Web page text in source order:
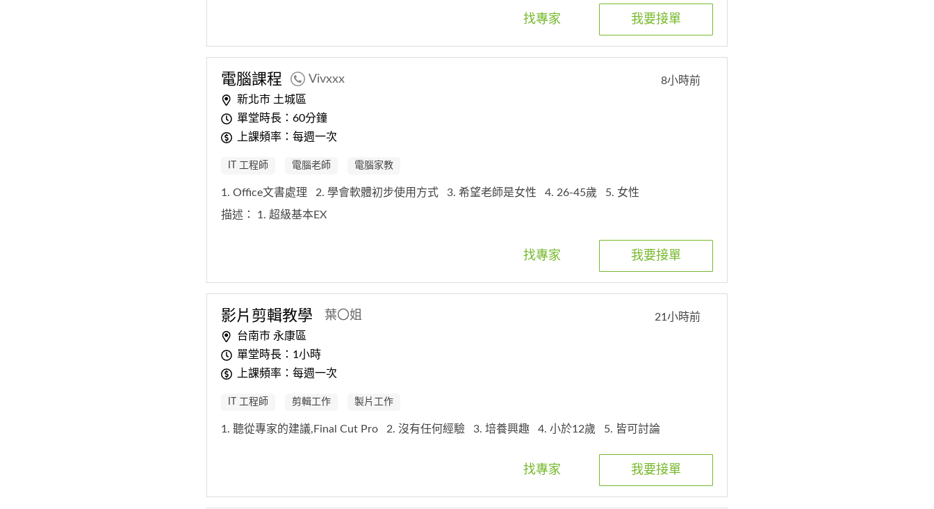
我要接單
找專家
電腦課程 Vivxxx
新北市 土城區
單堂時長：60分鐘
上課頻率：每週一次
8小時前
IT 工程師 電腦老師 電腦家教
1. Office文書處理 2. 學會軟體初步使用方式 3. 希望老師是女性 4. 26-45歲
5. 女性
描述： 1. 超級基本EX
我要接單
找專家
影片剪輯教學 葉〇姐
台南市 永康區
單堂時長：1小時
上課頻率：每週一次
21小時前
IT 工程師 剪輯工作 製片工作
1. 聽從專家的建議,Final Cut Pro 2. 沒有任何經驗 3. 培養興趣 4. 小於12歲 5. 皆可討論
我要接單
找專家